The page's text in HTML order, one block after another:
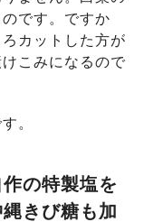
です。ですか
カットした方が
こみになるので
。
の特製塩を
きび糖も加